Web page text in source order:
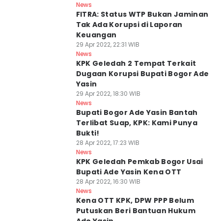
News
FITRA: Status WTP Bukan Jaminan
Tak Ada Korupsi di Laporan
Keuangan
29 Apr 2022, 22:31 WIB
News
KPK Geledah 2 Tempat Terkait
Dugaan Korupsi Bupati Bogor Ade
Yasin
29 Apr 2022, 18:30 WIB
News
Bupati Bogor Ade Yasin Bantah
Terlibat Suap, KPK: Kami Punya
Bukti!
28 Apr 2022, 17:23 WIB
News
KPK Geledah Pemkab Bogor Usai
Bupati Ade Yasin Kena OTT
28 Apr 2022, 16:30 WIB
News
Kena OTT KPK, DPW PPP Belum
Putuskan Beri Bantuan Hukum